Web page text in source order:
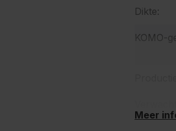
Dikte:
KOMO-
Meer